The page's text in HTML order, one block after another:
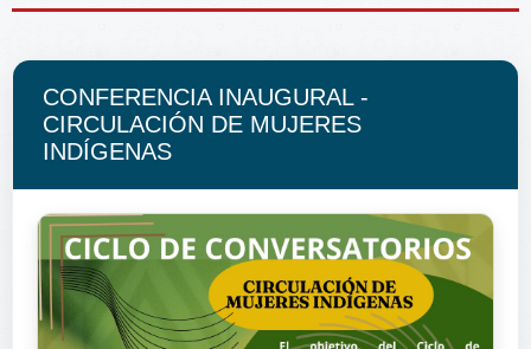
CONFERENCIA INAUGURAL -
CIRCULACIÓN DE MUJERES
INDÍGENAS